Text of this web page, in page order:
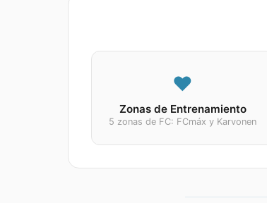
❤️
Zonas de Entrenamiento
5 zonas de FC: FCmáx y Karvonen